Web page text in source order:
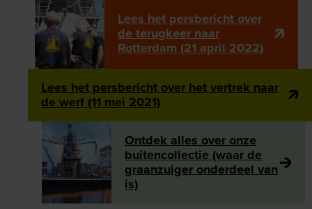
Lees het persbericht over
de terugkeer naar
Rotterdam (21 april 2022)
Lees het persbericht over het vertrek naar
de werf (11 mei 2021)
Ontdek alles over onze
buitencollectie (waar de
graanzuiger onderdeel van
is)